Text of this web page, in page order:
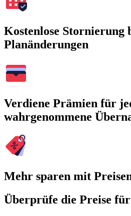
Kostenlose Stornierung
Planänderungen
Verdiene Prämien für
wahrgenommene
Mehr sparen mit
Überprüfe die Preise